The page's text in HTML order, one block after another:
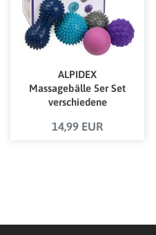
ALPIDEX
Massagebälle 5er Set
verschiedene
Book mit Übungen
14,99 EUR